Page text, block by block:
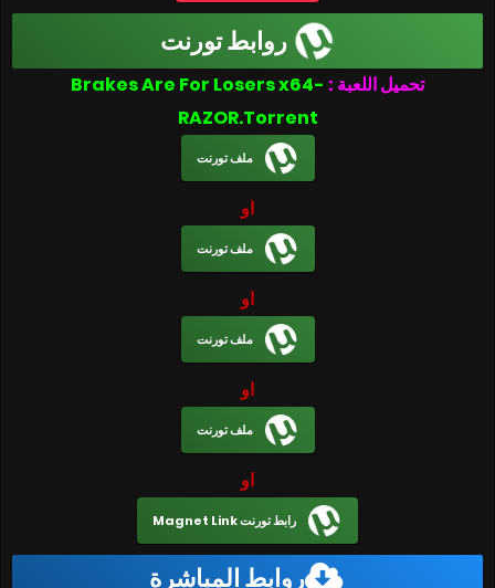
روابط تورنت
تحميل اللعبة : Brakes Are For Losers x64-
RAZOR.Torrent
ملف تورنت
او
ملف تورنت
او
ملف تورنت
او
ملف تورنت
او
رابط تورنت Magnet Link
روابط المباشرة